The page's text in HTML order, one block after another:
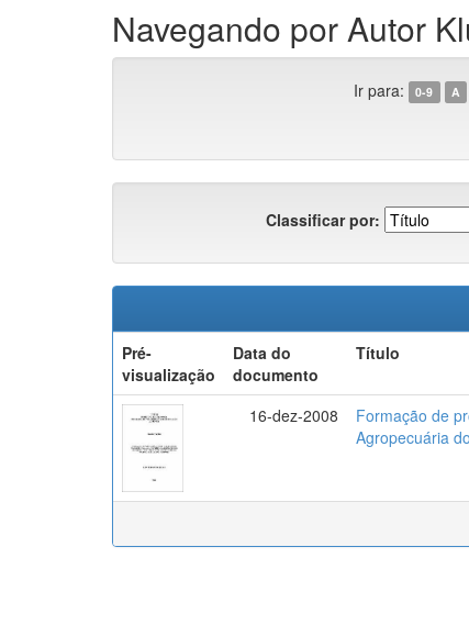
Navegando por Autor
Ir para: 0-9 A
Classificar por:
Pré-
visualização
Data do
documento
Título
16-dez-2008
Formação de
Agropecuária